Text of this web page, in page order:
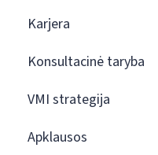
Karjera
Konsultacinė taryba
VMI strategija
Apklausos